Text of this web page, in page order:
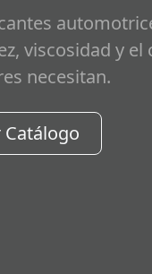
viscosidad y
necesitan.
Catálogo